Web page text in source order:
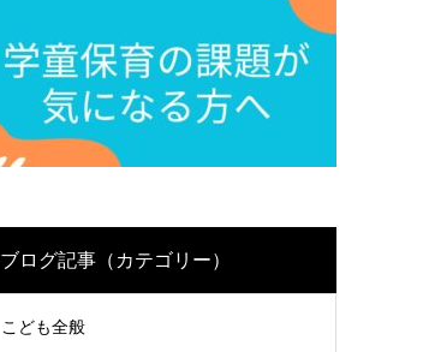
ブログ記事（カテゴリー）
こども全般